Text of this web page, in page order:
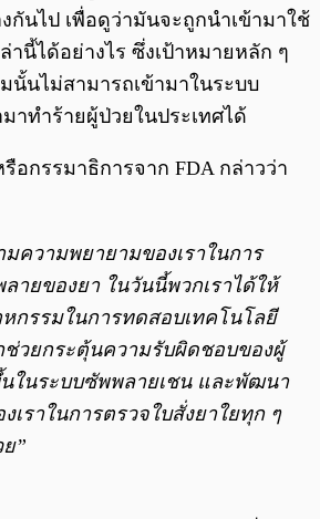
กันไป เพื่อดูว่ามันจะถูกนำเข้ามาใช้
านี้ได้อย่างไร ซึ่งเป้าหมายหลัก ๆ
นั้นไม่สามารถเข้ามาในระบบ
มาทำร้ายผู้ป่วยในประเทศได้
รือกรรมาธิการจาก FDA กล่าวว่า
มความพยายามของเราในการ
ายของยา ในวันนี้พวกเราได้ให้
กรรมในการทดสอบเทคโนโลยี
ช่วยกระตุ้นความรับผิดชอบของผู้
ในระบบซัพพลายเชน และพัฒนา
เราในการตรวจใบสั่งยาใยทุก ๆ
”